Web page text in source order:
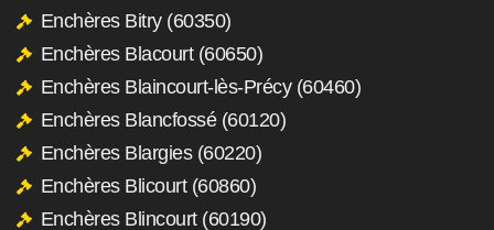
Enchères Bitry (60350)
Enchères Blacourt (60650)
Enchères Blaincourt-lès-Précy (60460)
Enchères Blancfossé (60120)
Enchères Blargies (60220)
Enchères Blicourt (60860)
Enchères Blincourt (60190)